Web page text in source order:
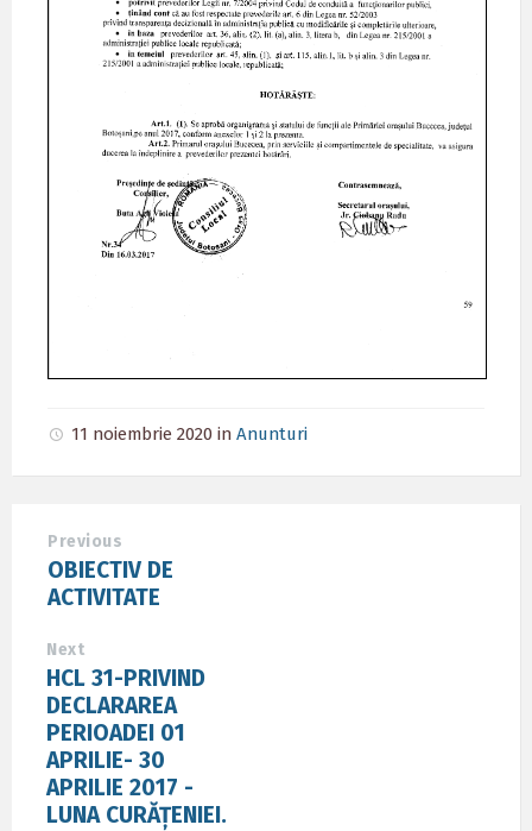
11 noiembrie 2020 in Anunturi
Previous
OBIECTIV DE
ACTIVITATE
Next
HCL 31-PRIVIND
DECLARAREA
PERIOADEI 01
APRILIE- 30
APRILIE 2017 -
LUNA CURĂȚENIEI.